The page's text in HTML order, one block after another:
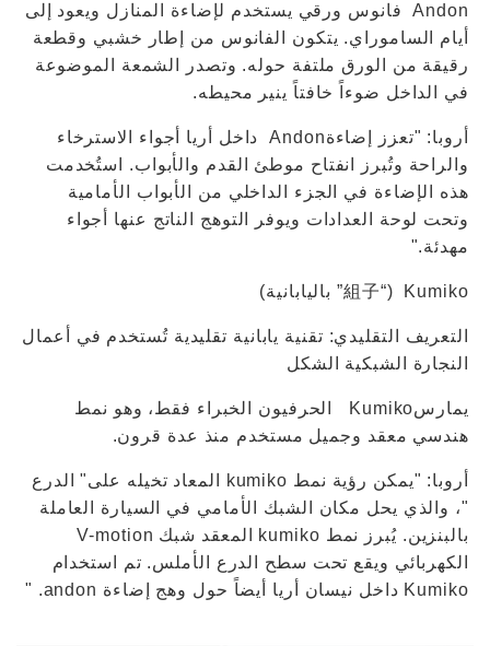
Andon فانوس ورقي يستخدم لإضاءة المنازل ويعود إلى
أيام الساموراي. يتكون الفانوس من إطار خشبي وقطعة
رقيقة من الورق ملتفة حوله. وتصدر الشمعة الموضوعة
في الداخل ضوءاً خافتاً ينير محيطه.
أروبا: "تعزز إضاءةAndon داخل أريا أجواء الاسترخاء
والراحة وتُبرز انفتاح موطئ القدم والأبواب. استُخدمت
هذه الإضاءة في الجزء الداخلي من الأبواب الأمامية
وتحت لوحة العدادات ويوفر التوهج الناتج عنها أجواء
مهدئة."
Kumiko (“組子” باليابانية)
التعريف التقليدي: تقنية يابانية تقليدية تُستخدم في أعمال
النجارة الشبكية الشكل
يمارسKumiko الحرفيون الخبراء فقط، وهو نمط
هندسي معقد وجميل مستخدم منذ عدة قرون.
أروبا: "يمكن رؤية نمط kumiko المعاد تخيله على" الدرع
"، والذي يحل مكان الشبك الأمامي في السيارة العاملة
بالبنزين. يُبرز نمط kumiko المعقد شبك V-motion
الكهربائي ويقع تحت سطح الدرع الأملس. تم استخدام
Kumiko داخل نيسان أريا أيضاً حول وهج إضاءة andon. "